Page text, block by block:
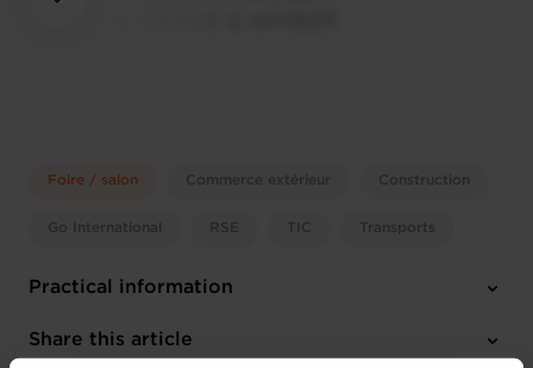
Foire / salon Commerce extérieur Construction
Go International RSE TIC Transports
Practical information
Wednesday 3 Nov 2027 > Friday 5 Nov 2027
Barcelona (ES)
Share this article